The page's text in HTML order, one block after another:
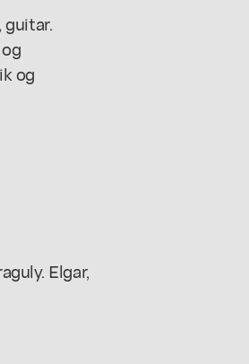
guitar.
og
Elgar,